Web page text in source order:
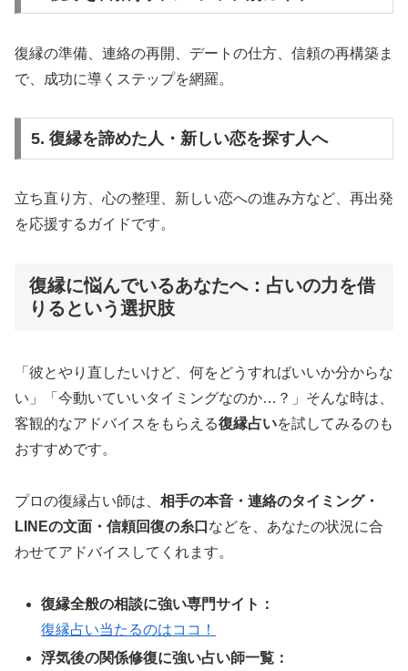
復縁の準備、連絡の再開、デートの仕方、信頼の再構築ま
で、成功に導くステップを網羅。
5. 復縁を諦めた人・新しい恋を探す人へ
立ち直り方、心の整理、新しい恋への進み方など、再出発
を応援するガイドです。
復縁に悩んでいるあなたへ：占いの力を借
りるという選択肢
「彼とやり直したいけど、何をどうすればいいか分からな
い」「今動いていいタイミングなのか…？」そんな時は、
客観的なアドバイスをもらえる復縁占いを試してみるのも
おすすめです。
プロの復縁占い師は、 相手の本音・連絡のタイミング・
LINEの文面・信頼回復の糸口 などを、あなたの状況に合
わせてアドバイスしてくれます。
復縁全般の相談に強い専門サイト：
復縁占い当たるのはココ！
浮気後の関係修復に強い占い師一覧：